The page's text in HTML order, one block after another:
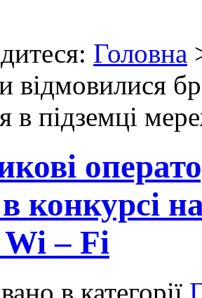
Головна
відмовилися
в підземці
конкурсі
Wi – Fi